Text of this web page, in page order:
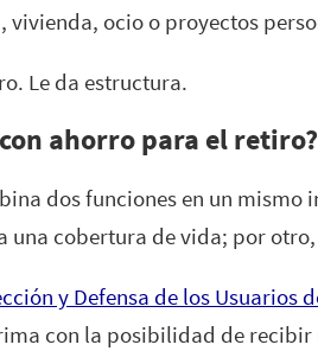
ocio o proyectos
Le da estructura.
ahorro para el retiro?
dos funciones en un
cobertura de vida; por
y Defensa de los Usuarios
con la posibilidad de